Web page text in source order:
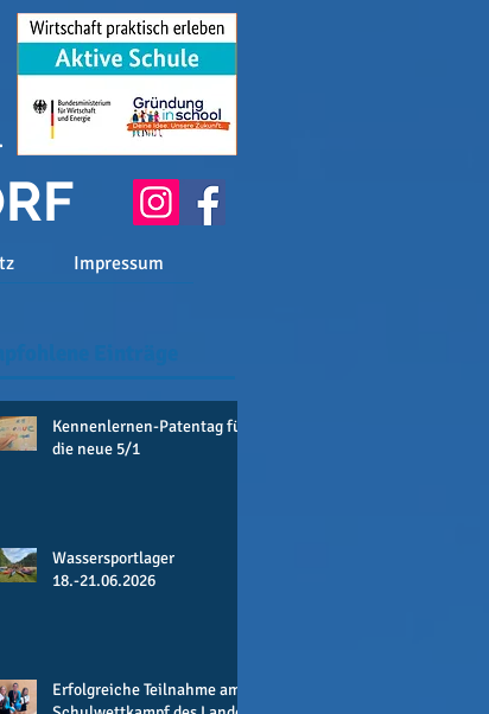
Impressum
Kennenlernen-Patentag für
die neue 5/1
Wassersportlager
18.-21.06.2026
Erfolgreiche Teilnahme am